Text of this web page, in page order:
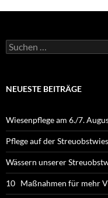
Suchen
nach:
NEUESTE BEITRÄGE
Wiesenpflege am 6./7.
Pflege auf der
Wässern unserer
10 Maßnahmen für mehr